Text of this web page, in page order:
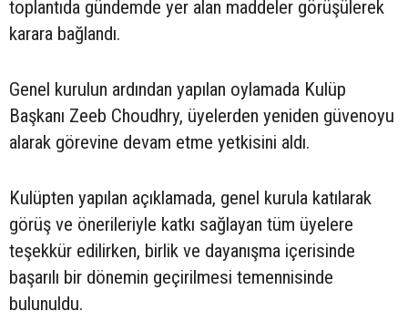
toplantıda gündemde yer alan maddeler görüşülerek
karara bağlandı.
Genel kurulun ardından yapılan oylamada Kulüp
Başkanı Zeeb Choudhry, üyelerden yeniden güvenoyu
alarak görevine devam etme yetkisini aldı.
Kulüpten yapılan açıklamada, genel kurula katılarak
görüş ve önerileriyle katkı sağlayan tüm üyelere
teşekkür edilirken, birlik ve dayanışma içerisinde
başarılı bir dönemin geçirilmesi temennisinde
bulunuldu.